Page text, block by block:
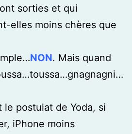
sorties et qui
elles moins chères que
NON. Mais quand
le postulat de Yoda, si
iPhone moins